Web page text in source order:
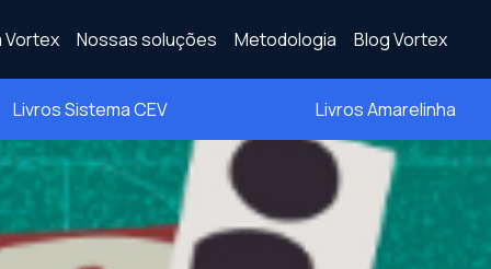
Vortex Nossas soluções Metodologia Blog Vortex
Livros Sistema CEV Livros Amarelinha